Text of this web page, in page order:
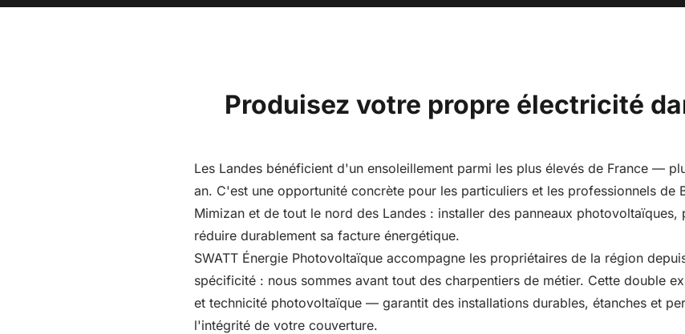
Produisez votre propre électricité
Les Landes bénéficient d'un ensoleillement parmi les plus élevés de France —
an. C'est une opportunité concrète pour les particuliers et les professionnels de
Mimizan et de tout le nord des Landes : installer des panneaux
réduire durablement sa facture énergétique.
SWATT Énergie Photovoltaïque accompagne les propriétaires de la région
spécificité : nous sommes avant tout des charpentiers de métier. Cette double
et technicité photovoltaïque — garantit des installations durables, étanches et
l'intégrité de votre couverture.